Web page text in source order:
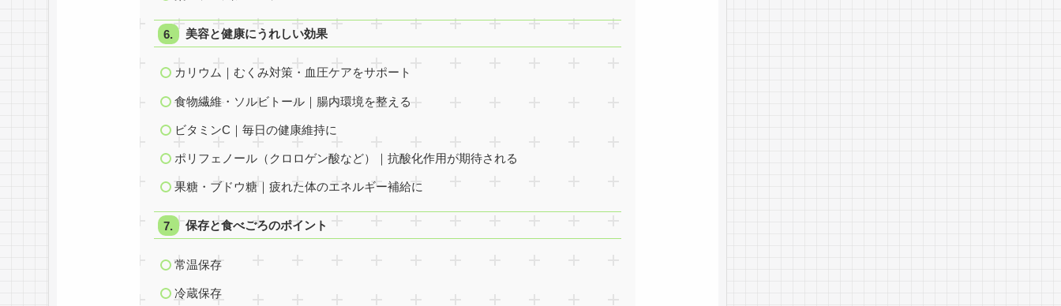
美容と健康にうれしい効果
カリウム｜むくみ対策・血圧ケアをサポート
食物繊維・ソルビトール｜腸内環境を整える
ビタミンC｜毎日の健康維持に
ポリフェノール（クロロゲン酸など）｜抗酸化作用が期待される
果糖・ブドウ糖｜疲れた体のエネルギー補給に
保存と食べごろのポイント
常温保存
冷蔵保存